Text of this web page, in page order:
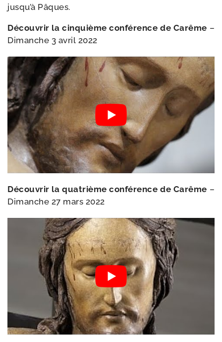
jus­qu’à Pâques.
Découvrir la cin­quième confé­rence de Carême –
Dimanche 3 avril 2022
Découvrir la qua­trième confé­rence de Carême –
Dimanche 27 mars 2022